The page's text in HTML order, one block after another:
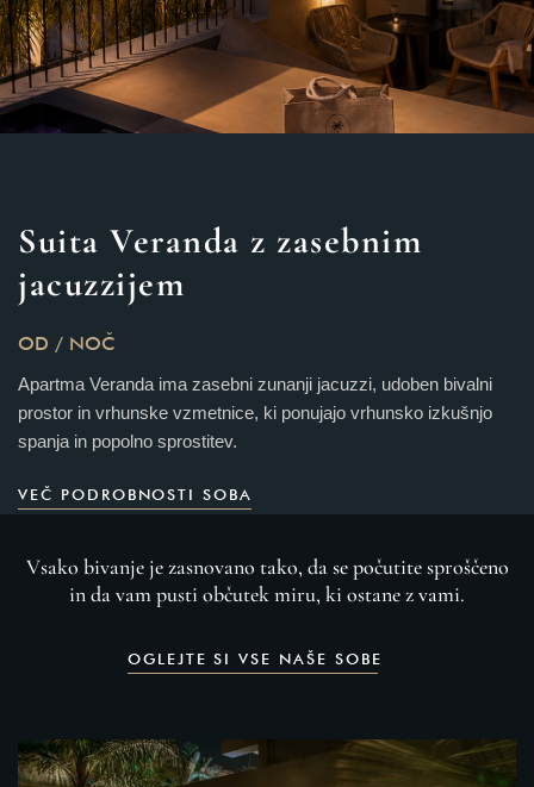
Suita Veranda z zasebnim
jacuzzijem
OD / NOČ
Apartma Veranda ima zasebni zunanji jacuzzi, udoben bivalni
prostor in vrhunske vzmetnice, ki ponujajo vrhunsko izkušnjo
spanja in popolno sprostitev.
VEČ PODROBNOSTI SOBA
Vsako bivanje je zasnovano tako, da se počutite sproščeno
in da vam pusti občutek miru, ki ostane z vami.
OGLEJTE SI VSE NAŠE SOBE